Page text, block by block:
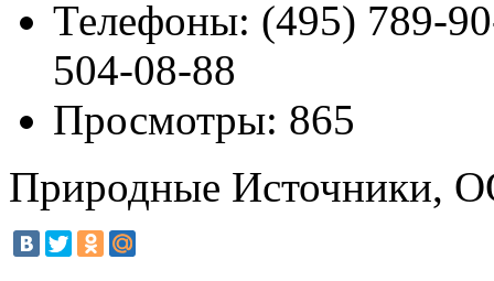
Телефоны: (495) 789-
504-08-88
Просмотры: 865
Природные Источники,